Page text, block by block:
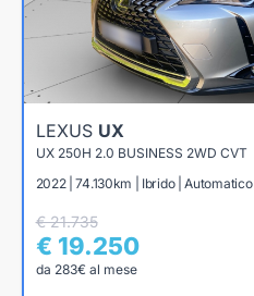
LEXUS UX
UX 250H 2.0 BUSINESS 2WD CVT
2022 | 74.130km | Ibrido | Automatico
€ 21.735
€ 19.250
da 283€ al mese